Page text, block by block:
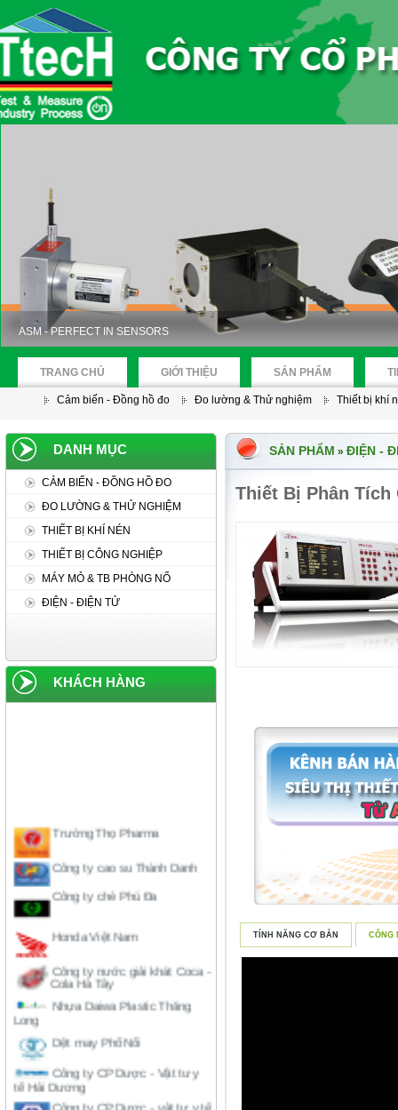
ASM - PERFECT IN SENSORS
TRANG CHỦ GIỚI THIỆU SẢN PHẨM
Cảm biến - Đồng hồ đo Đo lường & Thử nghiệm Thiết bị khí
DANH MỤC
CẢM BIẾN - ĐỒNG HỒ ĐO
ĐO LƯỜNG & THỬ NGHIỆM
THIẾT BỊ KHÍ NÉN
THIẾT BỊ CÔNG NGHIỆP
MÁY MỎ & TB PHÒNG NỔ
ĐIỆN - ĐIỆN TỬ
KHÁCH HÀNG
Công ty chè Phú Đa
Honda Việt Nam
Cola Hà Tây
Nhựa Daiwa Plastic Thăng
Long
Công ty CP Dược - Vật tư y
tế Hải Dương
Công ty CP Dược - vật tư y tế
Nghệ An
SẢN PHẨM » ĐIỆN -
Thiết Bị Phân
TÍNH NĂNG CƠ BẢN CÔNG